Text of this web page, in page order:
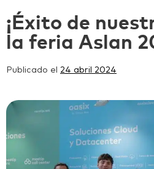
¡Éxito de
la feria Aslan
Publicado el 24 abril 2024